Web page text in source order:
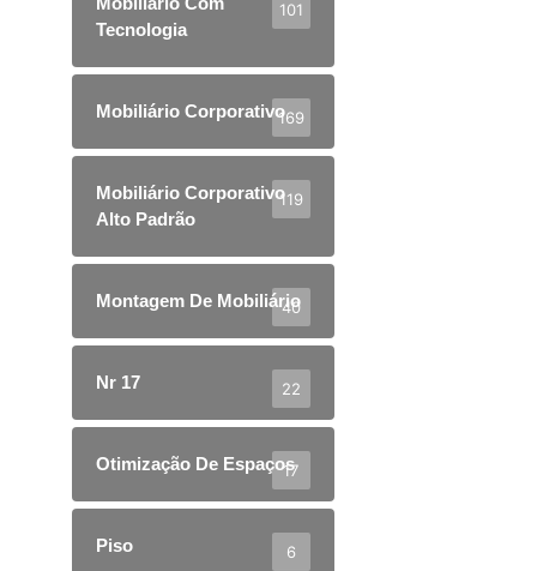
Tecnologia
101
Mobiliário Corporativo169
Mobiliário Corporativo
Alto Padrão
119
Montagem De Mobiliário
40
Nr 17 22
Otimização De Espaços
17
Piso 6